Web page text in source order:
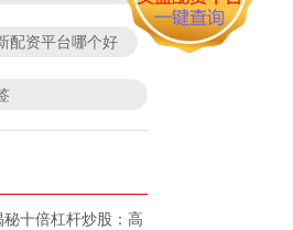
配资平台哪个好
十倍杠杆炒股：高